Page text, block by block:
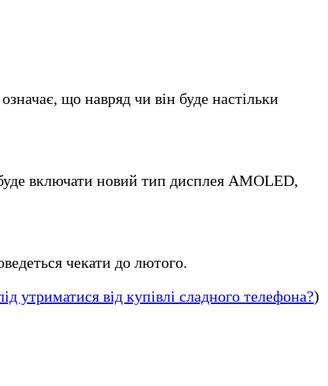
що навряд чи він буде настільки
включати новий тип дисплея AMOLED,
чекати до лютого.
утриматися від купівлі сладного телефона?)